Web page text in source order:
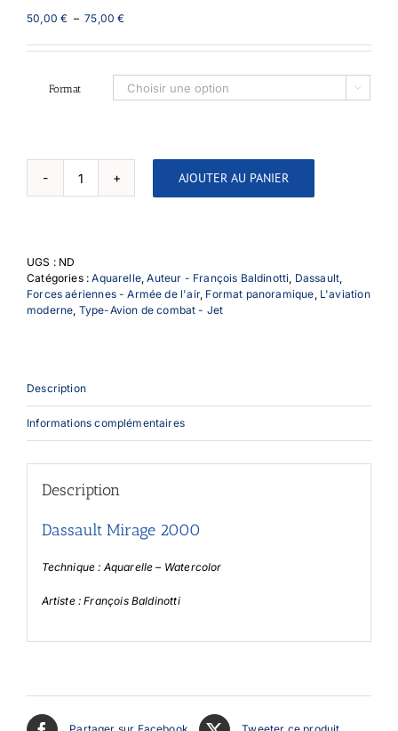
50,00€ – 75,00€Plage
prix :
à
75,00 €
Format 
quantité
de
AJOUTER AU PANIER
UGS : ND
Catégories :Aquarelle,Auteur - François Baldinotti, Dassault,
Forces aériennes - Armée de l'air, Format panoramique, L'aviation
moderne, Type-Avion de combat - Jet
Description
Informations complémentaires
Description
Dassault Mirage 2000
Technique : Aquarelle – Watercolor
Artiste : François Baldinotti